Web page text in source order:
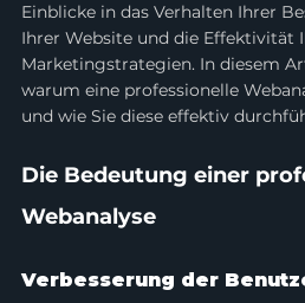
Einblicke in das Verhalten Ihrer
Ihrer Website und die Effektivität
Marketingstrategien. In diesem
warum eine professionelle
und wie Sie diese effektiv
Die Bedeutung einer
Webanalyse
Verbesserung der